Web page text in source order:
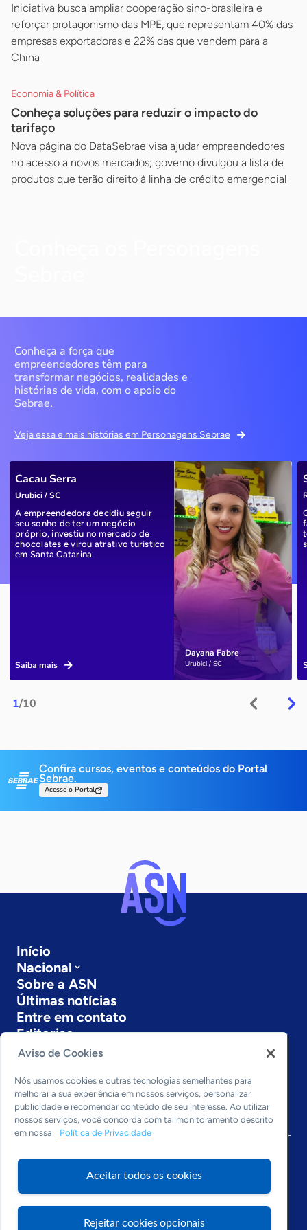
Iniciativa busca ampliar cooperação sino-brasileira e
reforçar protagonismo das MPE, que representam 40% das
empresas exportadoras e 22% das que vendem para a
China
Economia & Política
Conheça soluções para reduzir o impacto do
tarifaço
Nova página do DataSebrae visa ajudar empreendedores
no acesso a novos mercados; governo divulgou a lista de
produtos que terão direito à linha de crédito emergencial
Conheça a força que
empreendedores têm para
transformar negócios, realidades e
histórias de vida, com o apoio do
Sebrae.
Veja essa e mais histórias em Personagens Sebrae
1/10
Dayana Fabre
Urubici / SC
Cacau Serra
Urubici / SC
A empreendedora decidiu seguir
seu sonho de ter um negócio
próprio, investiu no mercado de
chocolates e virou atrativo turístico
em Santa Catarina.
Saiba mais
Confira cursos, eventos e conteúdos do Portal
Sebrae.
Acesse o Portal
Início
Nacional
Sobre a ASN
Últimas notícias
Entre em contato
Editorias
Economia & Política
Inovação & Tecnologia
Cultura empreendedora
Dados
Arquivo
Aviso de Cookies
Nós usamos cookies e outras tecnologias semelhantes para
melhorar a sua experiência em nossos serviços, personalizar
publicidade e recomendar conteúdo de seu interesse. Ao utilizar
nossos serviços, você concorda com tal monitoramento descrito
em nossa
Política de Privacidade
Aceitar todos os cookies
Rejeitar cookies opcionais